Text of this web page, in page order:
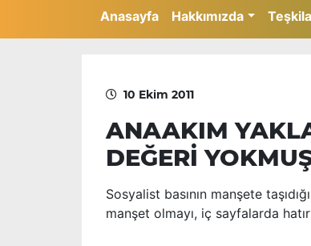
Anasayfa Hakkımızda
10 Ekim 2011
ANAAKIM
DEĞERİ
Sosyalist basının manşete
manşet olmayı, iç sayfalarda